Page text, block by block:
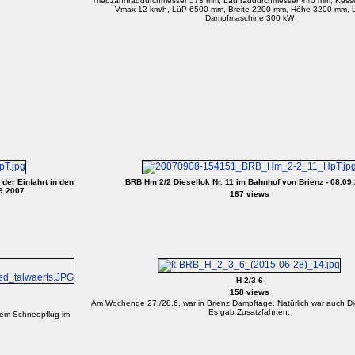
Vmax 12 km/h, LüP 6500 mm, Breite 2200 mm, Höhe 3200 mm,
Dampfmaschine 300 kW
der Einfahrt in den
BRB Hm 2/2 Diesellok Nr. 11 im Bahnhof von Brienz -
167 views
Schneepflug im
H 2/3 6
158 views
Am Wochende 27./28.6. war in Brienz Dampftage. Natürlich war auch
Es gab Zusatzfahrten.